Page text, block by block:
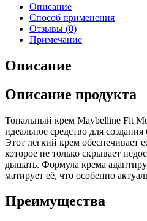
Описание
Способ применения
Отзывы (0)
Примечание
Описание
Описание продукта
Тональный крем Maybelline Fit
идеальное средство для
Этот легкий крем обеспечивает
которое не только скрывает
дышать. Формула крема
матирует её, что особенно
Преимущества